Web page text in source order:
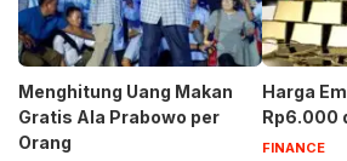
Menghitung Uang Makan
Gratis Ala Prabowo per
Orang
Harga
Rp6.000
FINANCE